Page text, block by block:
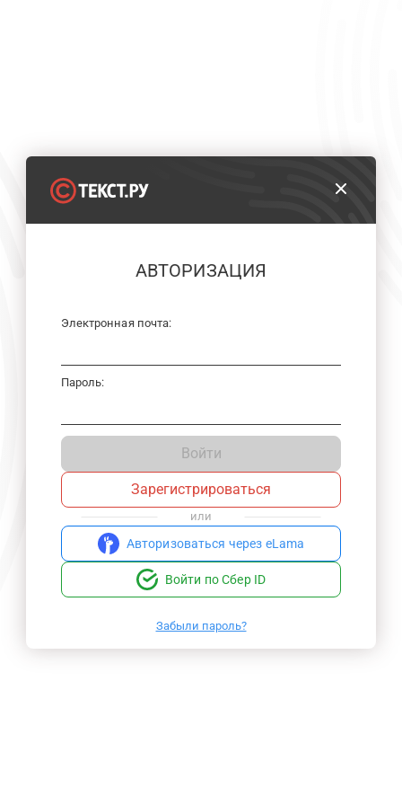
АВТОРИЗАЦИЯ
Электронная почта:
Пароль:
Войти
Зарегистрироваться
или
Авторизоваться через eLama
Войти по Сбер ID
Забыли пароль?